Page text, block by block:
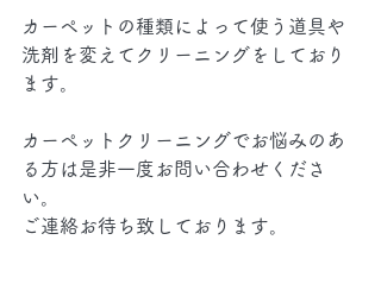
カーペットの種類によって使う道具や
洗剤を変えてクリーニングをしており
ます。
カーペットクリーニングでお悩みのあ
る方は是非一度お問い合わせくださ
い。
ご連絡お待ち致しております。